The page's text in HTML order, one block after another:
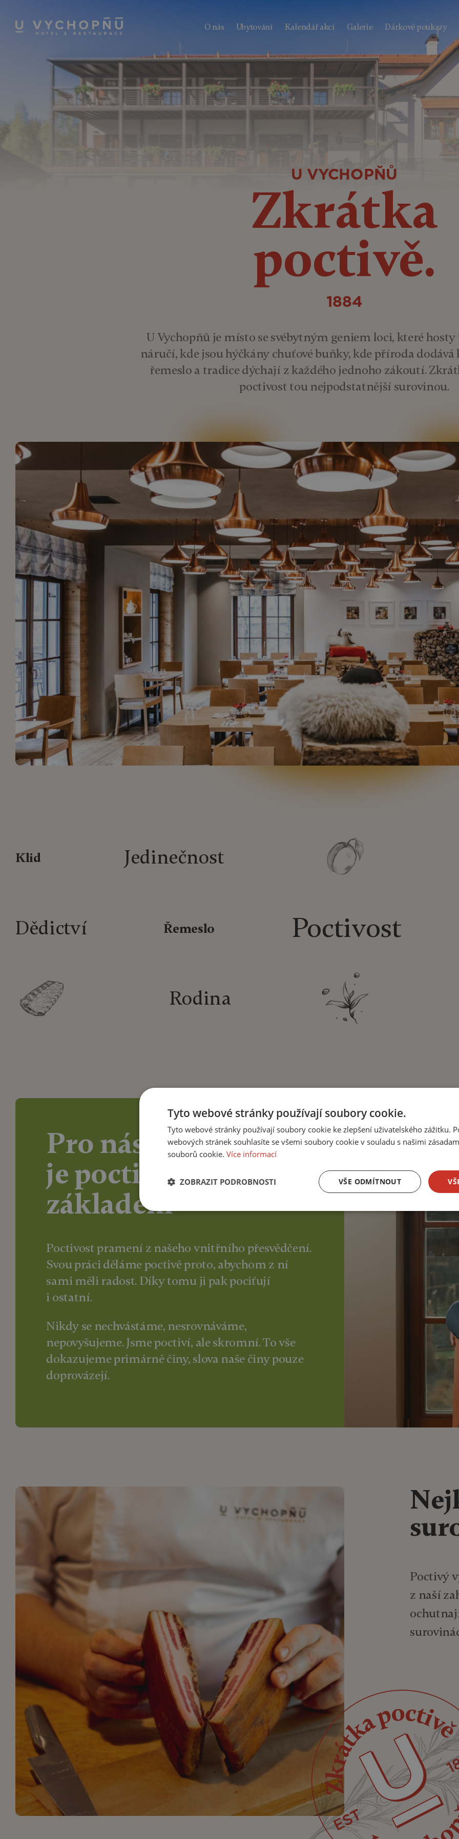
O nás Ubytování Kalendář akcí Galerie Dárkové poukazy
U VYCHOPŇŮ
Zkrátka
poctivě.
1884
U Vychopňů je místo se svébytným geniem loci, které
náručí, kde jsou hýčkány chuťové buňky, kde příroda
řemeslo a tradice dýchají z každého jednoho zákoutí.
poctivost tou nejpodstatnější surovinou.
Klid Jedinečnost
Dědictví Řemeslo Poctivost
Rodina
Pro nás
je poctivost
základem
Poctivost pramení z našeho vnitřního přesvědčení.
Svou práci děláme poctivě proto, abychom z ní
sami měli radost. Díky tomu ji pak pociťují
i ostatní.
Nikdy se nechvástáme, nesrovnáváme,
nepovyšujeme. Jsme poctiví, ale skromní. To vše
dokazujeme primárně činy, slova naše činy pouze
doprovázejí.
Poctivý
z naší
Tyto webové stránky používají soubory cookie.
Tyto webové stránky používají soubory cookie ke zlepšení uživatelského zážitku.
webových stránek souhlasíte se všemi soubory cookie v souladu s našimi
souborů cookie. Více informací
VŠE ODMÍTNOUT
ZOBRAZIT PODROBNOSTI